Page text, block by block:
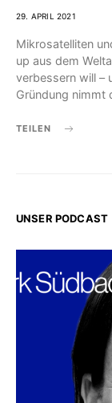
29. APRIL 2021
Mikrosatelliten
up aus dem
verbessern will –
Gründung nimmt
TEILEN
UNSER PODCAST